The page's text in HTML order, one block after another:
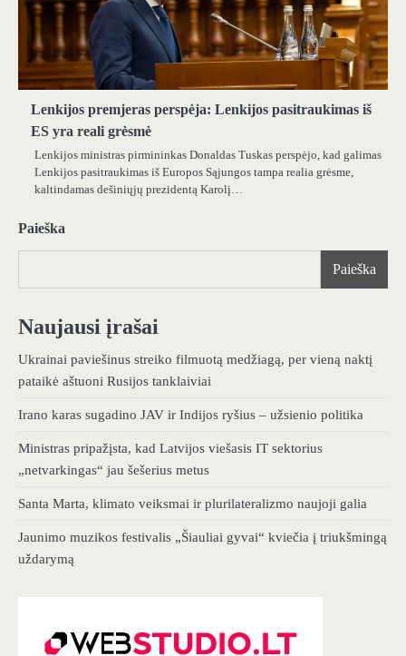
Lenkijos premjeras perspėja: Lenkijos pasitraukimas iš
ES yra reali grėsmė
Lenkijos ministras pirmininkas Donaldas Tuskas perspėjo, kad galimas
Lenkijos pasitraukimas iš Europos Sąjungos tampa realia grėsme,
kaltindamas dešiniųjų prezidentą Karolį…
Paieška
Paieška
Naujausi įrašai
Ukrainai paviešinus streiko filmuotą medžiagą, per vieną naktį
pataikė aštuoni Rusijos tanklaiviai
Irano karas sugadino JAV ir Indijos ryšius – užsienio politika
Ministras pripažįsta, kad Latvijos viešasis IT sektorius
„netvarkingas“ jau šešerius metus
Santa Marta, klimato veiksmai ir plurilateralizmo naujoji galia
Jaunimo muzikos festivalis „Šiauliai gyvai“ kviečia į triukšmingą
uždarymą